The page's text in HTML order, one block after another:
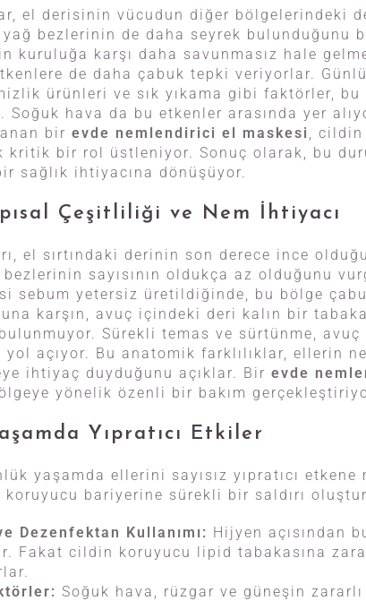
el derisinin vücudun diğer bölgelerindeki
bezlerinin de daha seyrek bulunduğunu
kuruluğa karşı daha savunmasız hale
de daha çabuk tepki veriyorlar.
ürünleri ve sık yıkama gibi faktörler,
Soğuk hava da bu etkenler arasında yer
bir evde nemlendirici el maskesi
,
kritik bir rol üstleniyor. Sonuç olarak, bu
sağlık ihtiyacına dönüşüyor.
Çeşitliliği ve Nem İhtiyacı
el sırtındaki derinin son derece ince
sayısının oldukça az olduğunu
sebum yetersiz üretildiğinde, bu bölge
karşın, avuç içindeki deri kalın bir
Sürekli temas ve sürtünme,
yol açıyor. Bu anatomik farklılıklar, ellerin
ihtiyaç duyduğunu açıklar. Bir evde
yönelik özenli bir bakım
Yıpratıcı Etkiler
yaşamda ellerini sayısız yıpratıcı etkene
bariyerine sürekli bir saldırı
Dezenfektan Kullanımı: Hijyen açısından
Fakat cildin koruyucu lipid tabakasına
Soğuk hava, rüzgar ve güneşin